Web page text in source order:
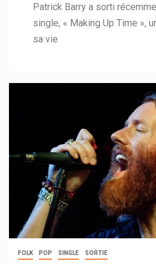
Patrick Barry a sorti
single, « Making Up Time »,
sa vie
FOLK POP SINGLE SORTIE